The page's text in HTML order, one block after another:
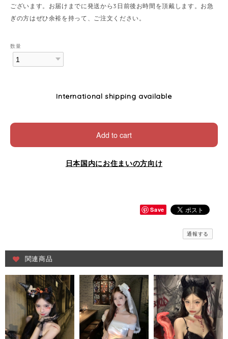
ございます。お届けまでに発送から3日前後お時間を頂戴します。お急
ぎの方はぜひ余裕を持って、ご注文ください。
数量
International shipping available
Add to cart
日本国内にお住まいの方向け
Save
通報する
関連商品